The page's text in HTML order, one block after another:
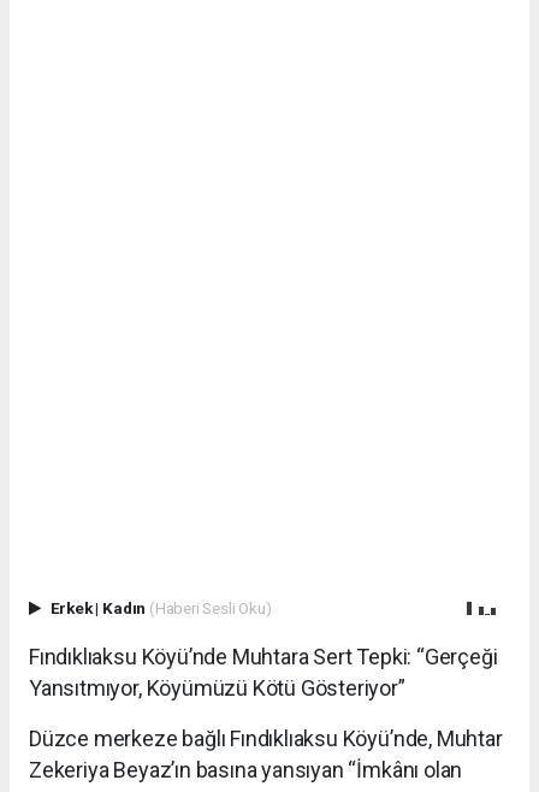
Erkek| Kadın (Haberi Sesli Oku)
Fındıklıaksu Köyü’nde Muhtara Sert Tepki: “Gerçeği
Yansıtmıyor, Köyümüzü Kötü Gösteriyor”
Düzce merkeze bağlı Fındıklıaksu Köyü’nde, Muhtar
Zekeriya Beyaz’ın basına yansıyan “İmkânı olan